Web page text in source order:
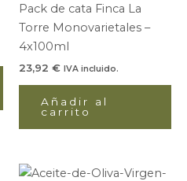
Pack de cata Finca La
Torre Monovarietales –
4x100ml
23,92 € IVA incluido.
Añadir al
carrito
Este
Rango